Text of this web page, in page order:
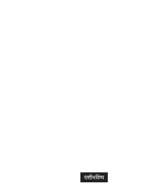
राशीभविष्य